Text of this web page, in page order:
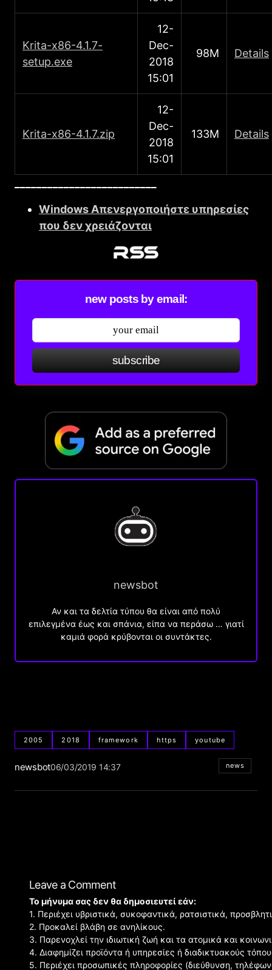
Κrita-x86-4.1.7-
setup.exe
12-
Dec-
2018
15:01
98M Details
Κrita-x86-4.1.7.zip
12-
Dec-
2018
15:01
133M Details
Windows Απενεργοποιήστε υπηρεσίες
που δεν χρειάζονται
new posts by email:
subscribe
newsbot
Αν και τα δελτία τύπου θα είναι από πολύ
επιλεγμένα έως και σπάνια, είπα να περάσω … γιατί
καμιά φορά κρύβονται οι συντάκτες.
2005 2018 framework https youtube
newsbot06/03/2019 14:37 news
Leave a Comment
Το μήνυμα σας δεν θα δημοσιευτεί εάν:
1. Περιέχει υβριστικά, συκοφαντικά, ρατσιστικά,
2. Προκαλεί βλάβη σε ανηλίκους.
3. Παρενοχλεί την ιδιωτική ζωή και τα ατομικά και
4. Διαφημίζει προϊόντα ή υπηρεσίες ή διαδικτυακούς
5. Περιέχει προσωπικές πληροφορίες (διεύθυνση,